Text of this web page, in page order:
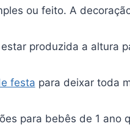
ou feito. A
produzida a altura
festa para deixar toda
para bebês de 1 ano